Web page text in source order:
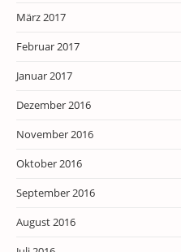
März 2017
Februar 2017
Januar 2017
Dezember 2016
November 2016
Oktober 2016
September 2016
August 2016